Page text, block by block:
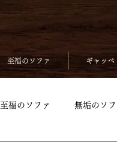
至福のソファ ギャッベ
至福のソファ 無垢のソフ